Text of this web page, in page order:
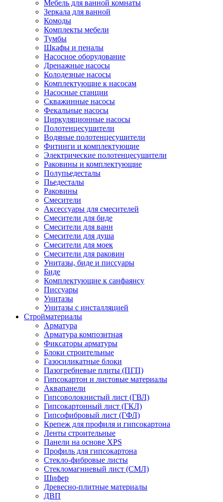
Мебель для ванной комнаты
Зеркала для ванной
Комоды
Комплекты мебели
Тумбы
Шкафы и пеналы
Насосное оборудование
Дренажные насосы
Колодезные насосы
Комплектующие к насосам
Насосные станции
Скважинные насосы
Фекальные насосы
Циркуляционные насосы
Полотенцесушители
Водяные полотенцесушители
Фитинги и комплектующие
Электрические полотенцесушители
Раковины и комплектующие
Полупьедесталы
Пьедесталы
Раковины
Смесители
Аксессуары для смесителей
Смесители для биде
Смесители для ванн
Смесители для душа
Смесители для моек
Смесители для раковин
Унитазы, биде и писсуары
Биде
Комплектующие к санфаянсу
Писсуары
Унитазы
Унитазы с инсталляцией
Стройматериалы
Арматура
Арматура композитная
Фиксаторы арматуры
Блоки строительные
Газосиликатные блоки
Пазогребневые плиты (ПГП)
Гипсокартон и листовые материалы
Аквапанели
Гипсоволокнистый лист (ГВЛ)
Гипсокартонный лист (ГКЛ)
Гипсофибровый лист (ГФЛ)
Крепеж для профиля и гипсокартона
Ленты строительные
Панели на основе XPS
Профиль для гипсокартона
Стекло-фибровые листы
Стекломагниевый лист (СМЛ)
Шифер
Древесно-плитные материалы
ДВП